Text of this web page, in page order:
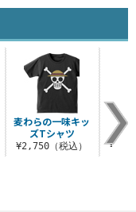
麦わらの一味キッ
ズTシャツ
¥2,750（税込）
海